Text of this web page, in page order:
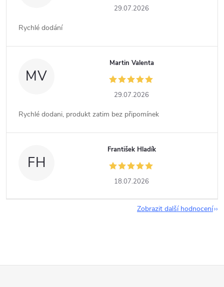
29.07.2026
Rychlé dodání
MV
Martin Valenta
29.07.2026
Rychlé dodani, produkt zatim bez připomínek
FH
František Hladík
18.07.2026
Zobrazit další hodnocení